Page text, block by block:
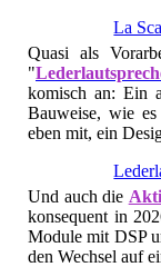
La
Quasi als
"
komisch an: Ein
Bauweise, wie
eben mit, ein
Und auch die
konsequent in
Module mit DSP
den Wechsel auf